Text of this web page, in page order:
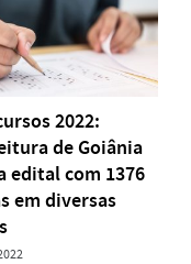
2022:
de Goiânia
edital com 1376
em diversas